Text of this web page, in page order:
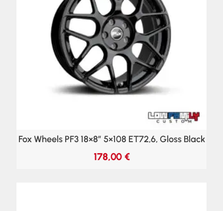
Fox Wheels PF3 18×8″ 5×108 ET72,6, Gloss Black
178,00 €